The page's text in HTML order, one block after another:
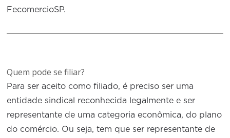
FecomercioSP.
Quem pode se filiar?
Para ser aceito como filiado, é preciso ser uma
entidade sindical reconhecida legalmente e ser
representante de uma categoria econômica, do plano
do comércio. Ou seja, tem que ser representante de